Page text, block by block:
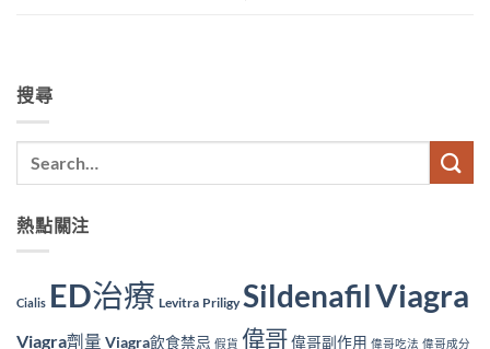
搜尋
熱點關注
Cialis ED治療 Levitra Priligy SildenafilViagra
Viagra劑量 Viagra飲食禁忌 假貨 偉哥偉哥副作用 偉哥吃法 偉哥成分